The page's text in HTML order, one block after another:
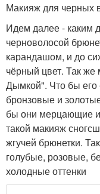
Макияж для черных
Идем далее - каким
черноволосой
карандашом, и до
чёрный цвет. Так
Дымкой". Что бы его
бронзовые и
бы они мерцающие
такой макияж
жгучей брюнетки.
голубые, розовые,
холодные оттенки